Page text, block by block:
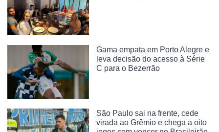
Gama empata em Porto Alegre e
leva decisão do acesso à Série
C para o Bezerrão
São Paulo sai na frente, cede
virada ao Grêmio e chega a oito